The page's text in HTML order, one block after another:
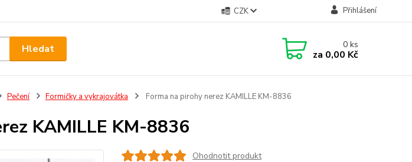
CZK Přihlášení
Hledat 0ks
za 0,00 Kč
Pečení Formičky a vykrajovátka Forma na pirohy nerez KAMILLE KM-8836
KAMILLE KM-8836
Ohodnotit produkt